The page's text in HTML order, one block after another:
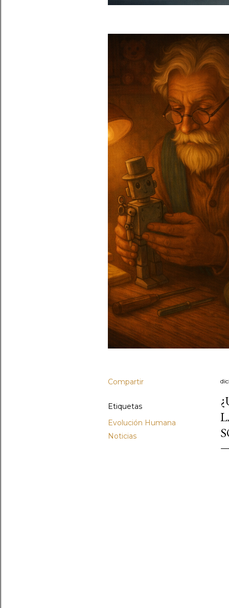
Compartir
Etiquetas
Evolución Humana
Noticias